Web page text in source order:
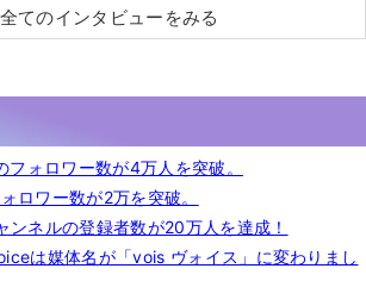
全てのインタビューをみる
ォロワー数が4万人を突破。
ワー数が2万を突破。
ネルの登録者数が20万人を達成！
は媒体名が「vois ヴォイス」に変わりまし